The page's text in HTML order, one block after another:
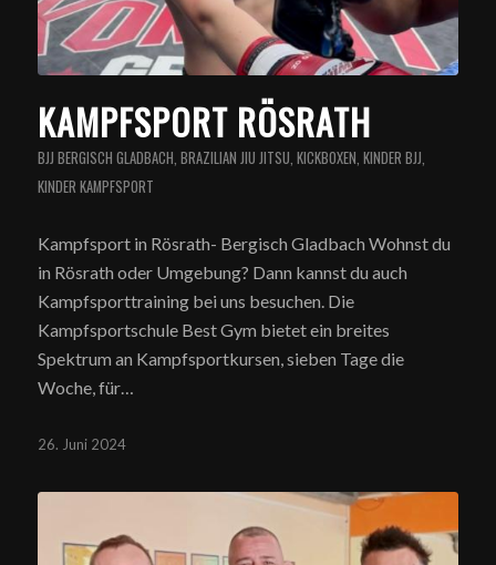
KAMPFSPORT RÖSRATH
BJJ BERGISCH GLADBACH, BRAZILIAN JIU JITSU, KICKBOXEN, KINDER BJJ,
KINDER KAMPFSPORT
Kampfsport in Rösrath- Bergisch Gladbach Wohnst du
in Rösrath oder Umgebung? Dann kannst du auch
Kampfsporttraining bei uns besuchen. Die
Kampfsportschule Best Gym bietet ein breites
Spektrum an Kampfsportkursen, sieben Tage die
Woche, für…
26. Juni 2024